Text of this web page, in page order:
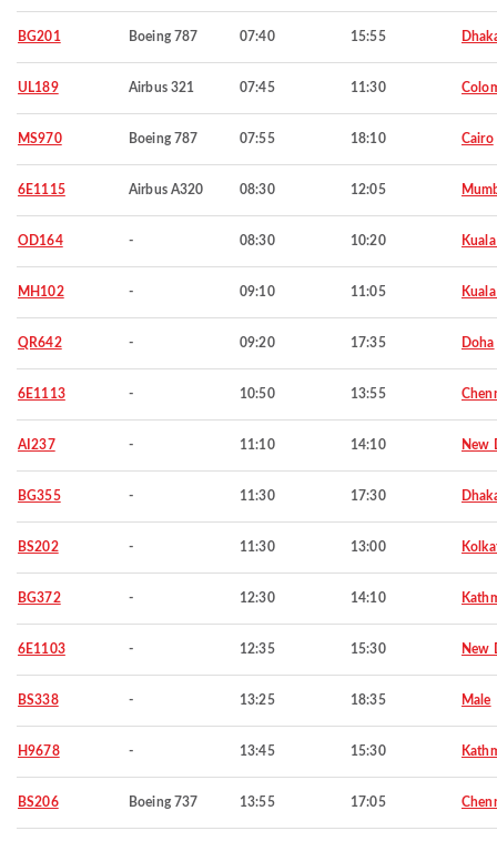
BG201 Boeing 787 07:40 15:55
UL189 Airbus 321 07:45 11:30
MS970 Boeing 787 07:55 18:10 Cairo
6E1115 Airbus A320 08:30 12:05
OD164 - 08:30 10:20
MH102 - 09:10 11:05
QR642 - 09:20 17:35 Doha
6E1113 - 10:50 13:55
AI237 - 11:10 14:10 New
BG355 - 11:30 17:30
BS202 - 11:30 13:00
BG372 - 12:30 14:10
6E1103 - 12:35 15:30 New
BS338 - 13:25 18:35 Male
H9678 - 13:45 15:30
BS206 Boeing 737 13:55 17:05